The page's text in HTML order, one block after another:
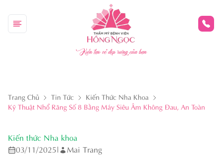
Kiến tạo vẻ đẹp riêng của bạn
Trang Chủ Tin Tức
Kiến Thức Nha Khoa
Kỹ Thuật Nhổ Răng Số 8 Bằng Máy Siêu Âm Không Đau, An Toàn
Kiến thức Nha khoa
03/11/2025| Mai Trang